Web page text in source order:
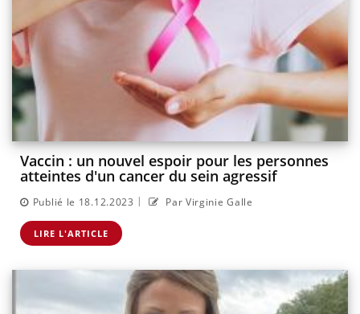
Vaccin : un nouvel espoir pour les personnes
atteintes d'un cancer du sein agressif
Publié le 18.12.2023 | Par Virginie Galle
LIRE L'ARTICLE